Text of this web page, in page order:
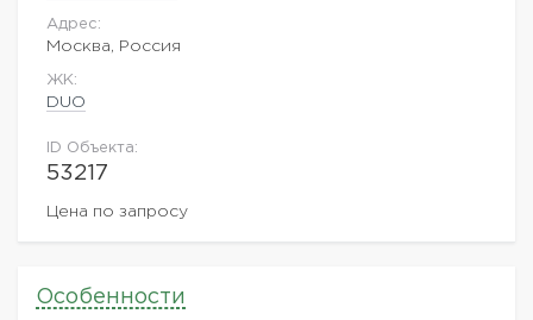
Адрес:
Москва, Россия
ЖK:
DUO
ID Объекта:
53217
Цена по запросу
Особенности